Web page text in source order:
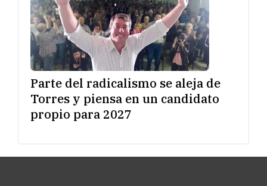
Parte del radicalismo se aleja de
Torres y piensa en un candidato
propio para 2027